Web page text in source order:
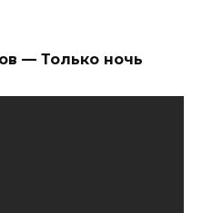
— Только ночь